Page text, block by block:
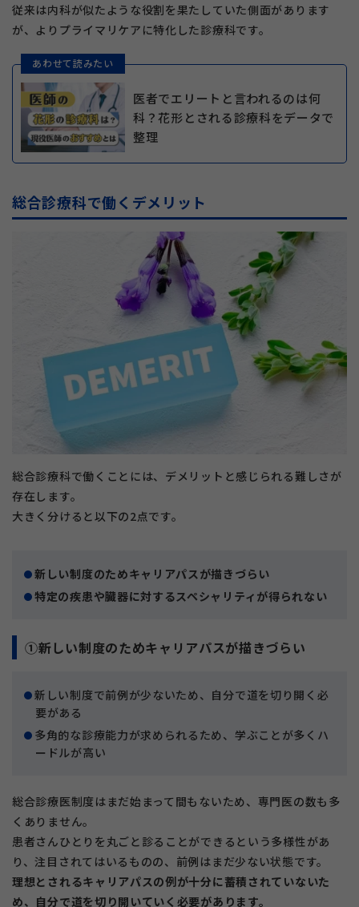
従来は内科が似たような役割を果たしていた側面があります
が、よりプライマリケアに特化した診療科です。
あわせて読みたい
医者でエリートと言われるのは何
科？花形とされる診療科をデータで
整理
総合診療科で働くデメリット
総合診療科で働くことには、デメリットと感じられる難しさが
存在します。
大きく分けると以下の2点です。
新しい制度のためキャリアパスが描きづらい
特定の疾患や臓器に対するスペシャリティが得られない
①新しい制度のためキャリアパスが描きづらい
新しい制度で前例が少ないため、自分で道を切り開く必
要がある
多角的な診療能力が求められるため、学ぶことが多くハ
ードルが高い
総合診療医制度はまだ始まって間もないため、専門医の数も多
くありません。
患者さんひとりを丸ごと診ることができるという多様性があ
り、注目されてはいるものの、前例はまだ少ない状態です。
理想とされるキャリアパスの例が十分に蓄積されていないた
め、自分で道を切り開いていく必要があります。